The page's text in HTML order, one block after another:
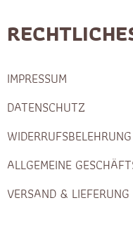
IMPRESSUM
DATENSCHUTZ
WIDERRUFSBELEHRUNG
ALLGEMEINE
VERSAND & LIEFERUNG